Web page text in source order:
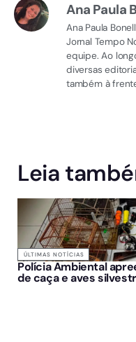
Ana Paula
Ana Paula
Jornal Tempo
equipe. Ao
diversas
também à
Leia
ÚLTIMAS NOTÍCIAS
Polícia Ambiental
de caça e aves